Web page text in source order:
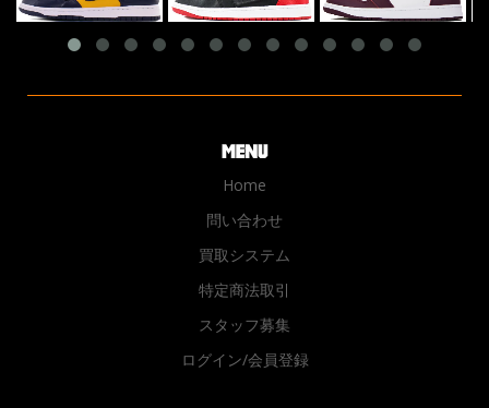
Home
問い合わせ
買取システム
特定商法取引
スタッフ募集
ログイン/会員登録